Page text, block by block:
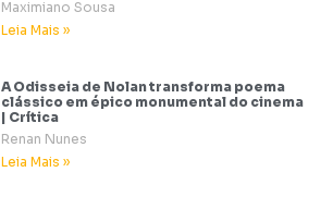
Maximiano Sousa
Leia Mais »
A Odisseia de Nolan transforma poema
clássico em épico monumental do cinema
| Crítica
Renan Nunes
Leia Mais »